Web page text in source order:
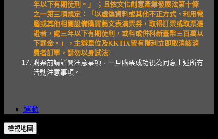
年以下有期徒刑。」 ；且依文化創意產業發展法第十條
之一第三項規定：「以虛偽資料或其他不正方式，利用電
腦或其他相關設備購買藝文表演票券，取得訂票或取票憑
證者，處三年以下有期徒刑，或科或併科新臺幣三百萬以
下罰金。」，主辦單位及KKTIX皆有權利立即取消該消
費者訂單，請勿以身試法!
購票前請詳閱注意事項，一旦購票成功視為同意上述所有
活動注意事項。
運動
檢視地圖